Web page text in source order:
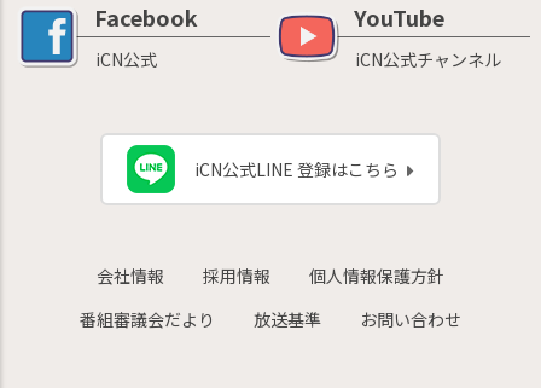
Facebook
iCN公式
YouTube
iCN公式チャンネル
iCN公式LINE 登録はこちら
会社情報 採用情報
個人情報保護方針
番組審議会だより
放送基準 お問い合わせ